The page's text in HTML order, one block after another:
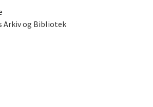
Arkiv og Bibliotek